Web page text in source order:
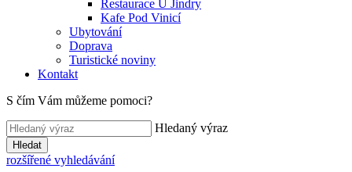
Restaurace U Jindry
Kafe Pod Vinicí
Ubytování
Doprava
Turistické noviny
Kontakt
S čím Vám můžeme pomoci?
Hledaný výraz
Hledat
rozšířené vyhledávání